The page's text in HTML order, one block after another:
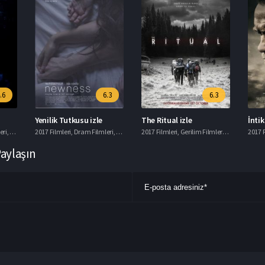
, Korku Filmleri ,Macera Filmleri
6.3
Yenilik Tutkusu izle
2017 Filmleri, Dram Filmleri, Romantik Filmler
6.3
The Ritual izle
2017 Filmleri, Gerilim Filmleri , Gizem2017